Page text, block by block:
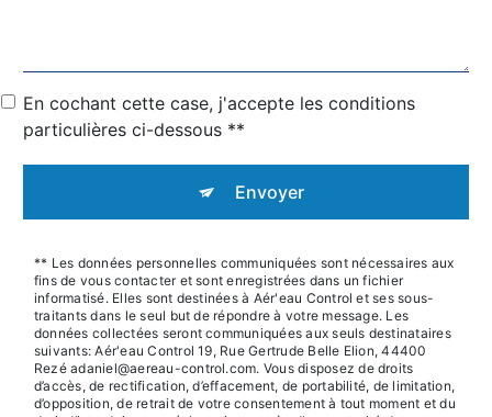
En cochant cette case, j'accepte les conditions
particulières ci-dessous **
Envoyer
** Les données personnelles communiquées sont nécessaires aux
fins de vous contacter et sont enregistrées dans un fichier
informatisé. Elles sont destinées à Aér'eau Control et ses sous-
traitants dans le seul but de répondre à votre message. Les
données collectées seront communiquées aux seuls destinataires
suivants: Aér'eau Control 19, Rue Gertrude Belle Elion, 44400
Rezé adaniel@aereau-control.com. Vous disposez de droits
d’accès, de rectification, d’effacement, de portabilité, de limitation,
d’opposition, de retrait de votre consentement à tout moment et du